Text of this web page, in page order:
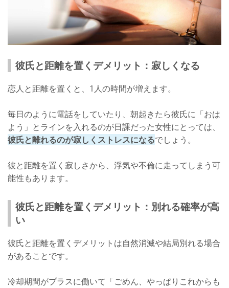
彼氏と距離を置くデメリット：寂しくなる
恋人と距離を置くと、1人の時間が増えます。
毎日のように電話をしていたり、朝起きたら彼氏に「おは
よう」とラインを入れるのが日課だった女性にとっては、
彼氏と離れるのが寂しくストレスになるでしょう。
彼と距離を置く寂しさから、浮気や不倫に走ってしまう可
能性もあります。
彼氏と距離を置くデメリット：別れる確率が高
い
彼氏と距離を置くデメリットは自然消滅や結局別れる場合
があることです。
冷却期間がプラスに働いて「ごめん、やっぱりこれからも